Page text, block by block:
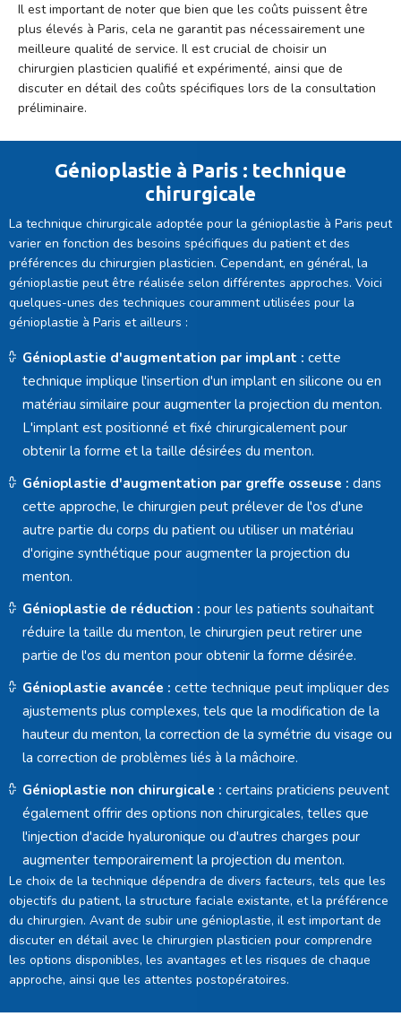
Il est important de noter que bien que les coûts puissent être
plus élevés à Paris, cela ne garantit pas nécessairement une
meilleure qualité de service. Il est crucial de choisir un
chirurgien plasticien qualifié et expérimenté, ainsi que de
discuter en détail des coûts spécifiques lors de la consultation
préliminaire.
Génioplastie à Paris : technique
chirurgicale
La technique chirurgicale adoptée pour la génioplastie à Paris peut
varier en fonction des besoins spécifiques du patient et des
préférences du chirurgien plasticien. Cependant, en général, la
génioplastie peut être réalisée selon différentes approches. Voici
quelques-unes des techniques couramment utilisées pour la
génioplastie à Paris et ailleurs :
Génioplastie d'augmentation par implant : cette
technique implique l'insertion d'un implant en silicone ou en
matériau similaire pour augmenter la projection du menton.
L'implant est positionné et fixé chirurgicalement pour
obtenir la forme et la taille désirées du menton.
Génioplastie d'augmentation par greffe osseuse : dans
cette approche, le chirurgien peut prélever de l'os d'une
autre partie du corps du patient ou utiliser un matériau
d'origine synthétique pour augmenter la projection du
menton.
Génioplastie de réduction : pour les patients souhaitant
réduire la taille du menton, le chirurgien peut retirer une
partie de l'os du menton pour obtenir la forme désirée.
Génioplastie avancée : cette technique peut impliquer des
ajustements plus complexes, tels que la modification de la
hauteur du menton, la correction de la symétrie du visage ou
la correction de problèmes liés à la mâchoire.
Génioplastie non chirurgicale : certains praticiens peuvent
également offrir des options non chirurgicales, telles que
l'injection d'acide hyaluronique ou d'autres charges pour
augmenter temporairement la projection du menton.
Le choix de la technique dépendra de divers facteurs, tels que les
objectifs du patient, la structure faciale existante, et la préférence
du chirurgien. Avant de subir une génioplastie, il est important de
discuter en détail avec le chirurgien plasticien pour comprendre
les options disponibles, les avantages et les risques de chaque
approche, ainsi que les attentes postopératoires.